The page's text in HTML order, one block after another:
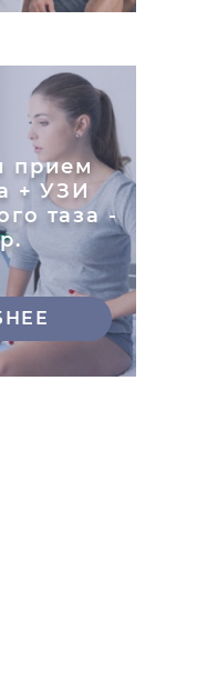
прием
+ УЗИ
таза -